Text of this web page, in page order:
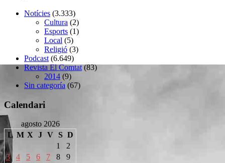
Notícies (3.333)
Cultura (2)
Esports (1)
Local (5)
Religió (3)
Podcast (6.649)
Revista El Comtat(83)
2014 (9)
Sin categoría (67)
Calendari
agosto 2026
L M X J V S D
1
2
3
4 5 6 7 8
9